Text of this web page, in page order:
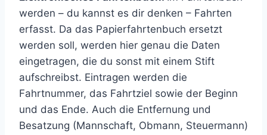
werden – du kannst es dir denken – Fahrten
erfasst. Da das Papierfahrtenbuch ersetzt
werden soll, werden hier genau die Daten
eingetragen, die du sonst mit einem Stift
aufschreibst. Eintragen werden die
Fahrtnummer, das Fahrtziel sowie der Beginn
und das Ende. Auch die Entfernung und
Besatzung (Mannschaft, Obmann, Steuermann)